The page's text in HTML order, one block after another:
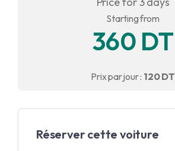
Starting from
360 DT
Prix par jour : 120 DT
Réserver cette voiture